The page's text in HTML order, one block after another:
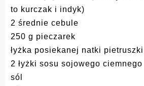
to kurczak i indyk)
2 średnie cebule
250 g pieczarek
łyżka posiekanej natki pietruszki
2 łyżki sosu sojowego ciemnego
sól